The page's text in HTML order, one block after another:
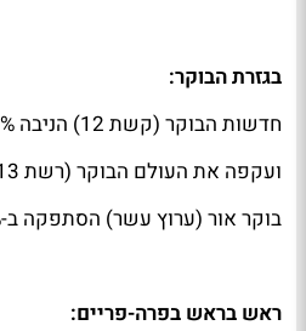
בגזרת הבוקר:
חדשות הבוקר (קשת 12) הניבה 4.6%,
ועקפה את העולם הבוקר (רשת 13) עם 4.3%,
בוקר אור (ערוץ עשר) הסתפקה ב-1.1%.
ראש בראש בפרה-פריים: